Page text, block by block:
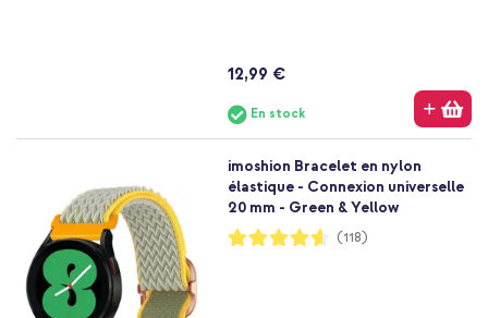
12,99 €
En stock
imoshion Bracelet en nylon
élastique - Connexion universelle
20 mm - Green & Yellow
Notation:
92%
(118)